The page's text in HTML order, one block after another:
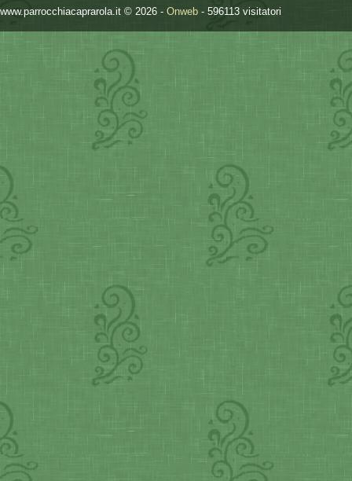
www.parrocchiacaprarola.it © 2026 - Onweb - 596113 visitatori